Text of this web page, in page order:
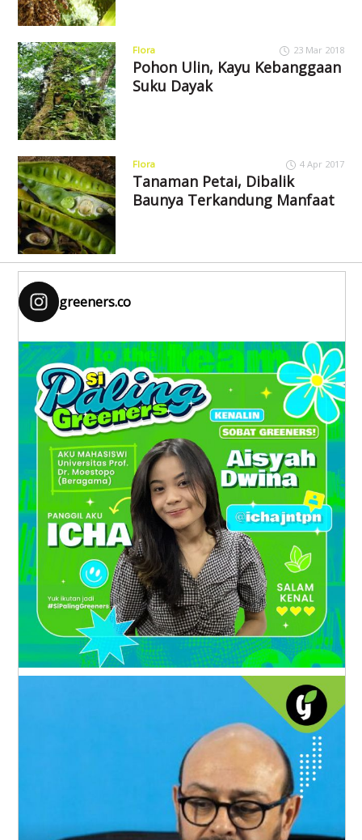
Flora 23 Mar 2018
Pohon Ulin, Kayu Kebanggaan
Suku Dayak
Flora 4 Apr 2017
Tanaman Petai, Dibalik
Baunya Terkandung Manfaat
greeners.co